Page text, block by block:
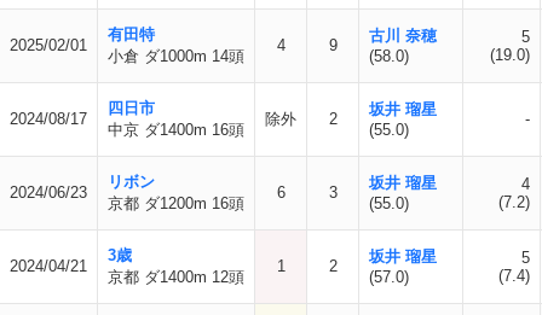
2025/02/01
有田特
小倉 ダ1000m 14頭
4 9
古川 奈穂
(58.0)
5
(19.0)
2024/08/17
四日市
中京 ダ1400m 16頭
除外 2
坂井 瑠星
(55.0)
-
2024/06/23
リボン
京都 ダ1200m 16頭
6 3
坂井 瑠星
(55.0)
4
(7.2)
2024/04/21
3歳
京都 ダ1400m 12頭
1 2
坂井 瑠星
(57.0)
5
(7.4)